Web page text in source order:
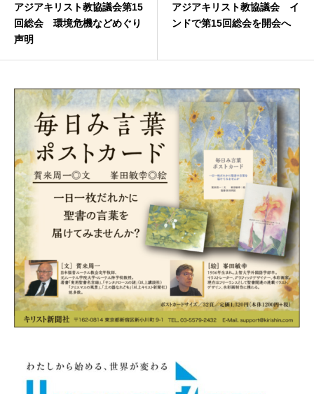
アジアキリスト教協議会第15
回総会 環境危機などめぐり
声明
アジアキリスト教協議会 イ
ンドで第15回総会を開会へ